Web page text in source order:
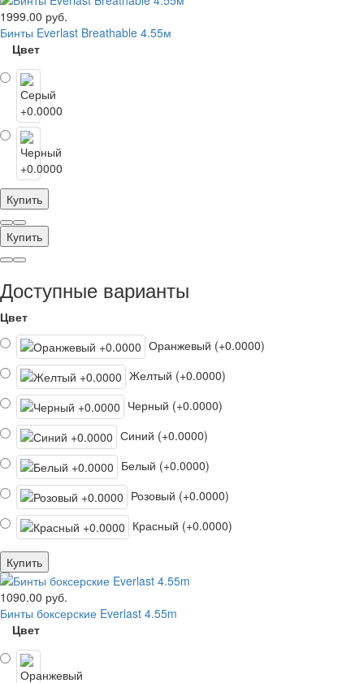
1999.00 руб.
Бинты Everlast Breathable 4.55м
Цвет
Купить
Купить
Доступные варианты
Цвет
Оранжевый (+0.0000)
Желтый (+0.0000)
Черный (+0.0000)
Синий (+0.0000)
Белый (+0.0000)
Розовый (+0.0000)
Красный (+0.0000)
Купить
1090.00 руб.
Бинты боксерские Everlast 4.55m
Цвет